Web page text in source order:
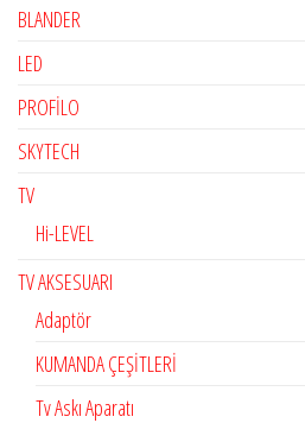
BLANDER
LED
PROFİLO
SKYTECH
TV
Hi-LEVEL
TV AKSESUARI
Adaptör
KUMANDA ÇEŞİTLERİ
Tv Askı Aparatı